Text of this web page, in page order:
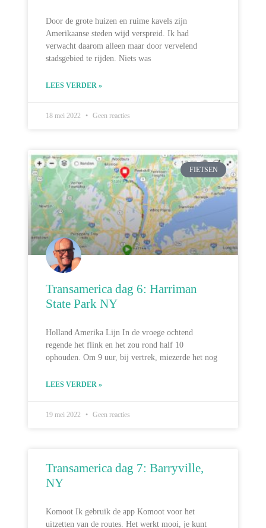
Door de grote huizen en ruime kavels zijn
Amerikaanse steden wijd verspreid. Ik had
verwacht daarom alleen maar door vervelend
stadsgebied te rijden. Niets was
LEES VERDER »
18 mei 2022 Geen reacties
FIETSEN
Transamerica dag 6: Harriman
State Park NY
Holland Amerika Lijn In de vroege ochtend
regende het flink en het zou rond half 10
ophouden. Om 9 uur, bij vertrek, miezerde het nog
LEES VERDER »
19 mei 2022 Geen reacties
Transamerica dag 7: Barryville,
NY
Komoot Ik gebruik de app Komoot voor het
uitzetten van de routes. Het werkt mooi, je kunt